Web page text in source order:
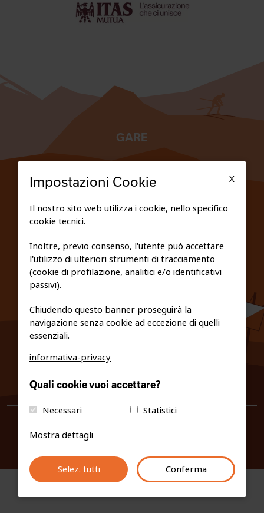
GARE
PRIVACY E COOKIE POLICY
info@fiso.it|fiso@pec-mail.eu
X
Impostazioni Cookie
Il nostro sito web utilizza i cookie, nello specifico
cookie tecnici.
Inoltre, previo consenso, l'utente può accettare
l'utilizzo di ulteriori strumenti di tracciamento
(cookie di profilazione, analitici e/o identificativi
passivi).
Chiudendo questo banner proseguirà la
navigazione senza cookie ad eccezione di quelli
essenziali.
informativa-privacy
Quali cookie vuoi accettare?
Necessari
Statistici
Mostra dettagli
Selez. tutti Conferma